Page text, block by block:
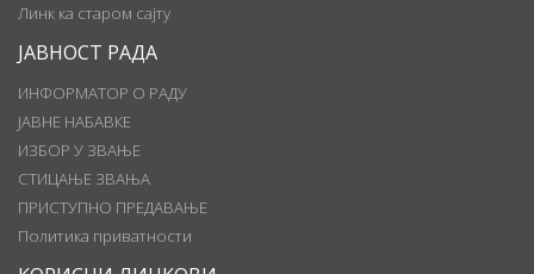
Линк ка старом сајту
ЈАВНОСТ РАДА
ИНФОРМАТОР О РАДУ
ЈАВНЕ НАБАВКЕ
ИЗБОР У ЗВАЊЕ
СТИЦАЊЕ ЗВАЊА
ПРИСТУПНО ПРЕДАВАЊЕ
Политика приватности